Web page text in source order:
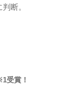
断。
受賞！